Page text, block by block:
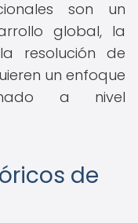
son un
global, la
resolución de
un enfoque
a nivel
de